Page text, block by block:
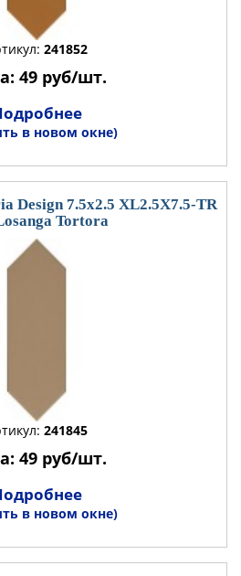
241852
49 руб/шт.
в новом окне)
Design 7.5x2.5 XL2.5X7.5-TR
Tortora
241845
49 руб/шт.
в новом окне)